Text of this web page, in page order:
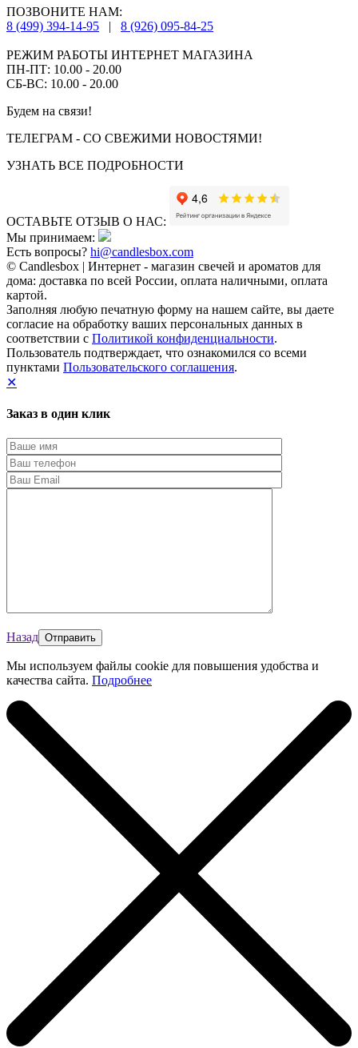
ПОЗВОНИТЕ НАМ:
8 (499) 394-14-95
| 8 (926) 095-84-25
РЕЖИМ РАБОТЫ ИНТЕРНЕТ МАГАЗИНА
ПН-ПТ: 10.00 - 20.00
СБ-ВС: 10.00 - 20.00
Будем на связи!
ТЕЛЕГРАМ - СО СВЕЖИМИ НОВОСТЯМИ!
УЗНАТЬ ВСЕ ПОДРОБНОСТИ
ОСТАВЬТЕ ОТЗЫВ О НАС:
Мы принимаем:
Есть вопросы? hi@candlesbox.com
© Candlesbox | Интернет - магазин свечей и ароматов для
дома: доставка по всей России, оплата наличными, оплата
картой.
Заполняя любую печатную форму на нашем сайте, вы даете
согласие на обработку ваших персональных данных в
соответствии с Политикой конфиденциальности.
Пользователь подтверждает, что ознакомился со всеми
пунктами Пользовательского соглашения.
✕
Заказ в один клик
Назад
Мы используем файлы cookie для повышения удобства и
качества сайта. Подробнее